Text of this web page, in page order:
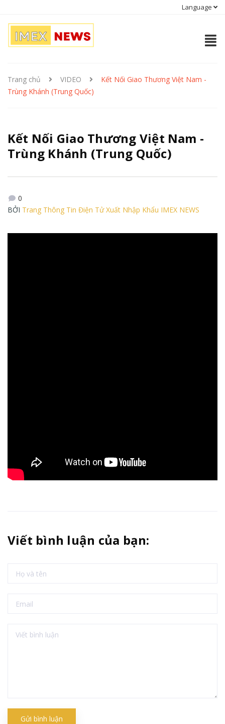
Language
Trang chủ VIDEO
Kết Nối Giao Thương Việt Nam -
Trùng Khánh (Trung Quốc)
Kết Nối Giao Thương Việt Nam -
Trùng Khánh (Trung Quốc)
0
BỞI Trang Thông Tin Điện Tử Xuất Nhập Khẩu IMEX NEWS
Viết bình luận của bạn:
Gửi bình luận